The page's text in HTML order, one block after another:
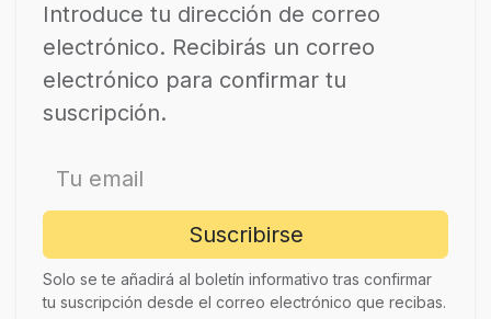
Introduce tu dirección de correo
electrónico. Recibirás un correo
electrónico para confirmar tu
suscripción.
Suscribirse
Solo se te añadirá al boletín informativo tras confirmar
tu suscripción desde el correo electrónico que recibas.